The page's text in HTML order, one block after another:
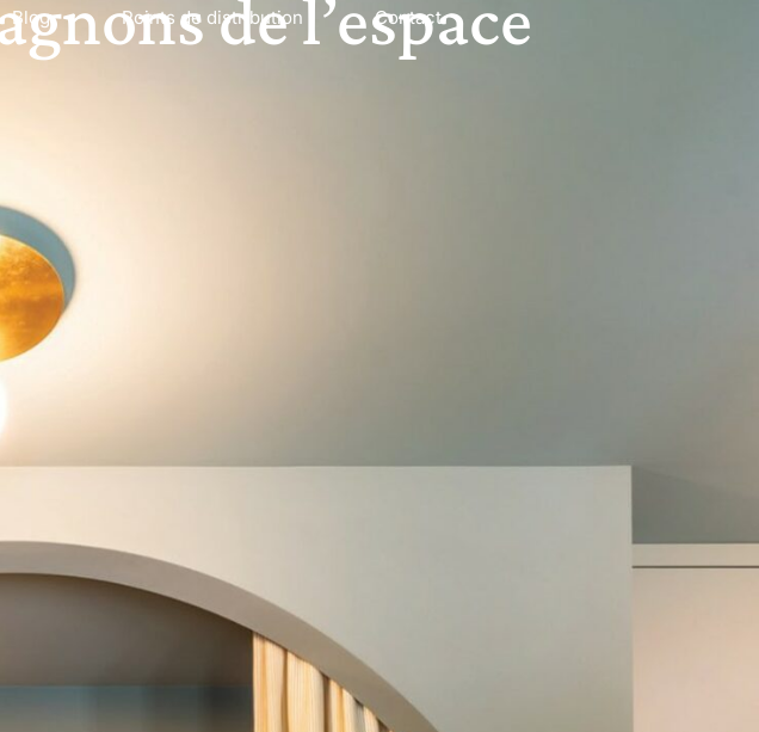
Blog Points de distribution Contact
de l’espace